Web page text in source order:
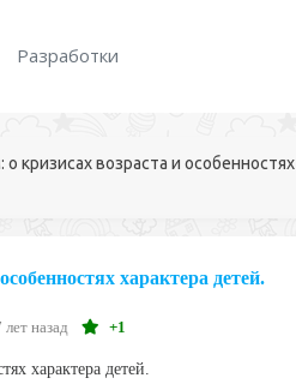
Разработки
кризисах возраста и особенностях
характера детей.
лет назад +1
характера детей.